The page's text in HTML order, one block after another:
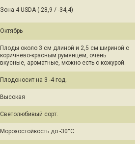
Зона 4 USDA (-28,9 / -34,4)
Октябрь
Плоды около 3 см длиной и 2,5 см шириной с
коричнево-красным румянцем, очень
вкусные, ароматные, можно есть с кожурой.
Плодоносит на 3 -4 год.
Высокая
Светолюбивый сорт.
Морозостойкость до -30°С.